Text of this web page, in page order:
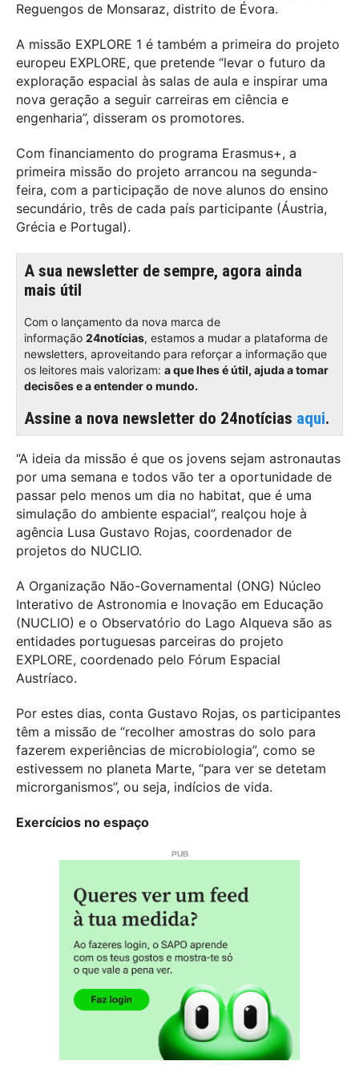
Reguengos de Monsaraz, distrito de Évora.
A missão EXPLORE 1 é também a primeira do projeto
europeu EXPLORE, que pretende “levar o futuro da
exploração espacial às salas de aula e inspirar uma
nova geração a seguir carreiras em ciência e
engenharia”, disseram os promotores.
Com financiamento do programa Erasmus+, a
primeira missão do projeto arrancou na segunda-
feira, com a participação de nove alunos do ensino
secundário, três de cada país participante (Áustria,
Grécia e Portugal).
A sua newsletter de sempre, agora ainda
mais útil
Com o lançamento da nova marca de
informação 24notícias, estamos a mudar a plataforma de
newsletters, aproveitando para reforçar a informação que
os leitores mais valorizam: a que lhes é útil, ajuda a tomar
decisões e a entender o mundo.
Assine a nova newsletter do 24notícias aqui.
“A ideia da missão é que os jovens sejam astronautas
por uma semana e todos vão ter a oportunidade de
passar pelo menos um dia no habitat, que é uma
simulação do ambiente espacial”, realçou hoje à
agência Lusa Gustavo Rojas, coordenador de
projetos do NUCLIO.
A Organização Não-Governamental (ONG) Núcleo
Interativo de Astronomia e Inovação em Educação
(NUCLIO) e o Observatório do Lago Alqueva são as
entidades portuguesas parceiras do projeto
EXPLORE, coordenado pelo Fórum Espacial
Austríaco.
Por estes dias, conta Gustavo Rojas, os participantes
têm a missão de “recolher amostras do solo para
fazerem experiências de microbiologia”, como se
estivessem no planeta Marte, “para ver se detetam
microrganismos”, ou seja, indícios de vida.
Exercícios no espaço